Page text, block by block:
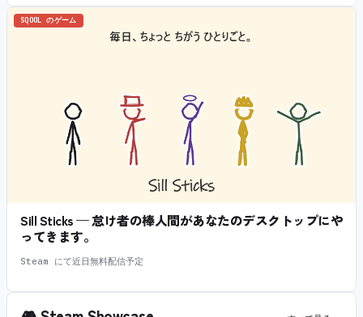
SQOOL のゲーム
Sill Sticks — 怠け者の棒人間があなたのデスクトップにや
ってきます。
Steam にて近日無料配信予定